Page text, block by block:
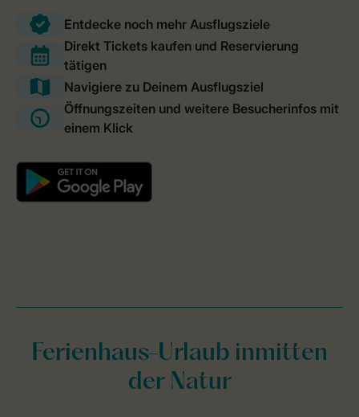
Ferienhaus-Urlaub inmitten
der Natur